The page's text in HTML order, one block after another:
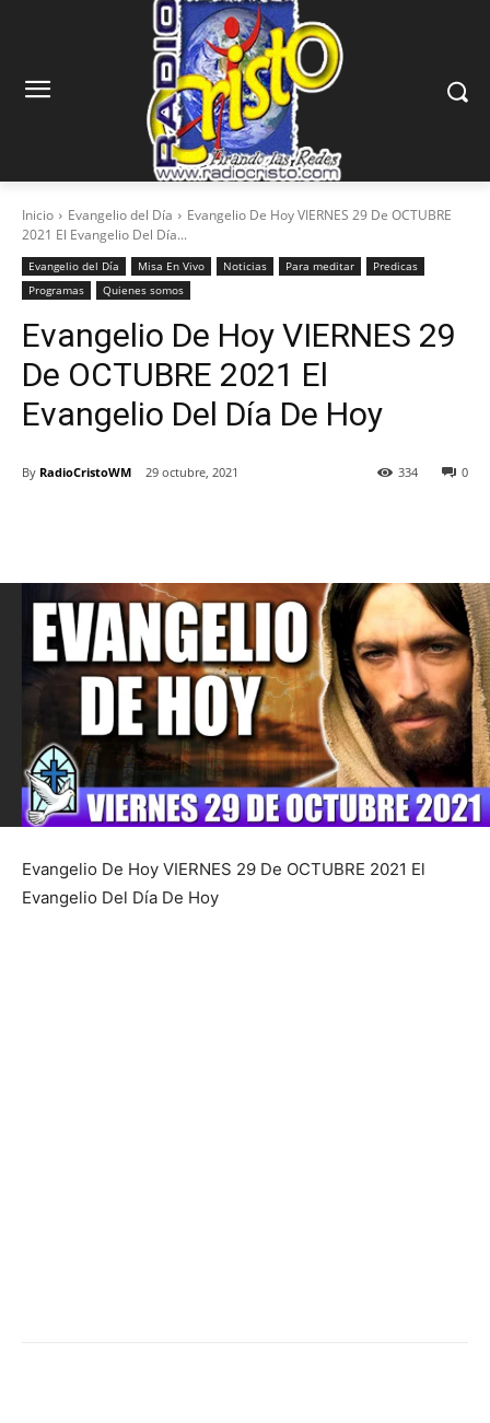
Inicio Evangelio del Día
Evangelio De Hoy VIERNES 29 De OCTUBRE
2021 El Evangelio Del Día...
Evangelio del Día Misa En Vivo Noticias Para meditar
Predicas
Programas
Quienes somos
Evangelio De Hoy VIERNES 29
De OCTUBRE 2021 El
Evangelio Del Día De Hoy
By RadioCristoWM 29 octubre, 2021 0
334
Evangelio De Hoy VIERNES 29 De OCTUBRE 2021 El
Evangelio Del Día De Hoy